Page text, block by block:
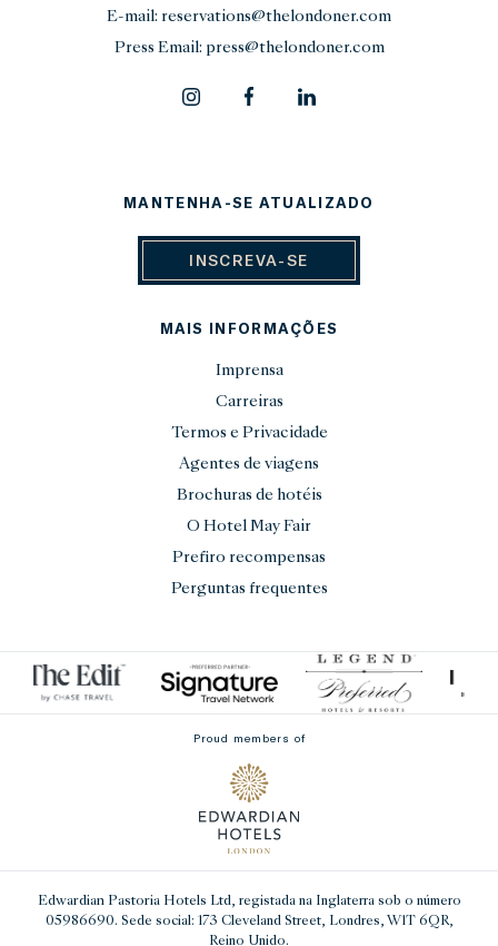
E-mail: reservations@thelondoner.com
Press Email: press@thelondoner.com
MANTENHA-SE ATUALIZADO
INSCREVA-SE
MAIS INFORMAÇÕES
Imprensa
Carreiras
Termos e Privacidade
Agentes de viagens
Brochuras de hotéis
O Hotel May Fair
Prefiro recompensas
Perguntas frequentes
Proud members of
Edwardian Pastoria Hotels Ltd, registada na Inglaterra sob o número
05986690. Sede social: 173 Cleveland Street, Londres, W1T 6QR,
Reino Unido.